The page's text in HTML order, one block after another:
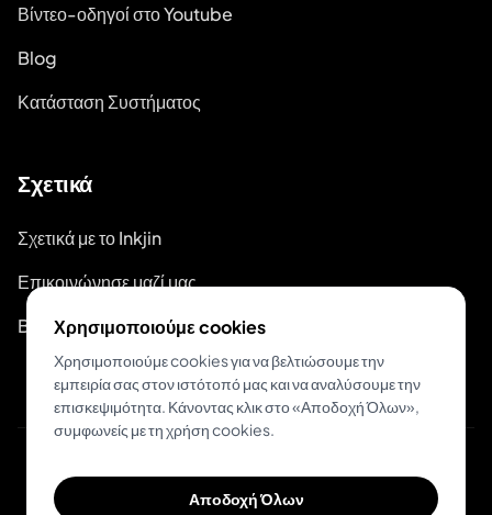
Βίντεο-οδηγοί στο Youtube
Blog
Κατάσταση Συστήματος
Σχετικά
Σχετικά με το Inkjin
Επικοινώνησε μαζί μας
Branding Kit
© 2026 Inkjin
Πολιτική ΑπορρήτουΌροι Χρήσης
Χρησιμοποιούμε cookies
Χρησιμοποιούμε cookies για να βελτιώσουμε την
εμπειρία σας στον ιστότοπό μας και να αναλύσουμε την
επισκεψιμότητα. Κάνοντας κλικ στο «Αποδοχή Όλων»,
συμφωνείς με τη χρήση cookies.
Αποδοχή Όλων